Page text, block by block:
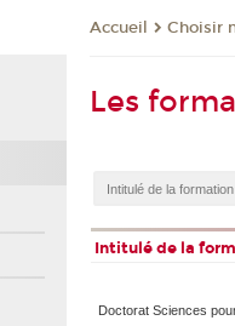
Accueil Choisir
Les
Intitulé de la
Doctorat Sciences